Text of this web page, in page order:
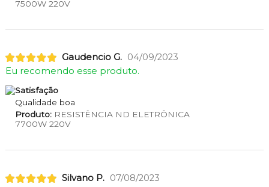
7500W 220V
Gaudencio G. 04/09/2023
Eu recomendo esse produto.
Satisfação
Qualidade boa
Produto:RESISTÊNCIA ND ELETRÔNICA
7700W 220V
Silvano P. 07/08/2023